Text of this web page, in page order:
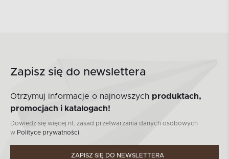
Zapisz się do newslettera
Otrzymuj informacje o najnowszych produktach,
promocjach i katalogach!
Dowiedz się więcej nt. zasad przetwarzania danych osobowych
w Polityce prywatności.
ZAPISZ SIĘ DO NEWSLETTERA